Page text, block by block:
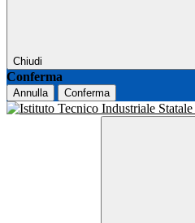
Chiudi
Conferma
Annulla Conferma